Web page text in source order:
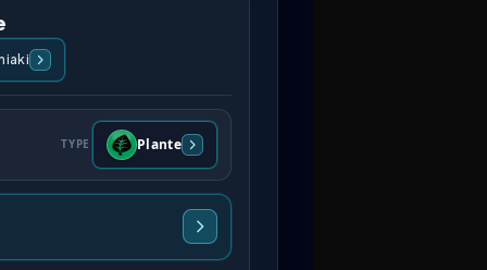
TYPE Plante